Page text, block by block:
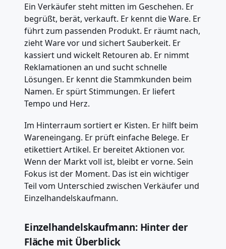
Ein Verkäufer steht mitten im Geschehen. Er
begrüßt, berät, verkauft. Er kennt die Ware. Er
führt zum passenden Produkt. Er räumt nach,
zieht Ware vor und sichert Sauberkeit. Er
kassiert und wickelt Retouren ab. Er nimmt
Reklamationen an und sucht schnelle
Lösungen. Er kennt die Stammkunden beim
Namen. Er spürt Stimmungen. Er liefert
Tempo und Herz.
Im Hinterraum sortiert er Kisten. Er hilft beim
Wareneingang. Er prüft einfache Belege. Er
etikettiert Artikel. Er bereitet Aktionen vor.
Wenn der Markt voll ist, bleibt er vorne. Sein
Fokus ist der Moment. Das ist ein wichtiger
Teil vom Unterschied zwischen Verkäufer und
Einzelhandelskaufmann.
Einzelhandelskaufmann: Hinter der
Fläche mit Überblick